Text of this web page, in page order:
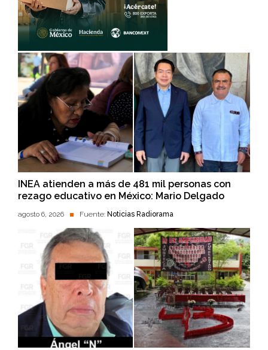
INEA atienden a más de 481 mil personas con
rezago educativo en México: Mario Delgado
agosto 6, 2026 Fuente: Noticias Radiorama